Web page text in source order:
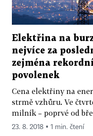
Elektřina na
nejvíce za
zejména
povolenek
Cena elektřiny na
strmě vzhůru. Ve
milník – poprvé od
23. 8. 2018 ▪ 1 min. čtení